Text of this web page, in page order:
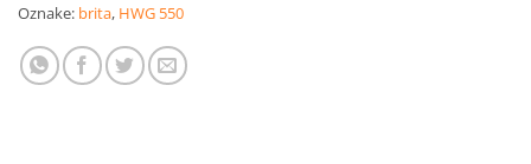
Oznake: brita, HWG 550